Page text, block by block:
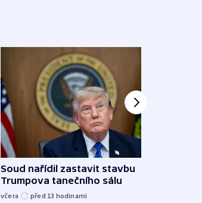
Soud nařídil zastavit stavbu
Trumpova tanečního sálu
včera před 13 hodinami